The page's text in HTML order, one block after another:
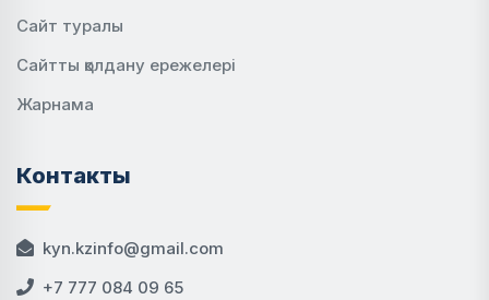
Сайт туралы
Сайтты қолдану ережелері
Жарнама
Контакты
kyn.kzinfo@gmail.com
+7 777 084 09 65